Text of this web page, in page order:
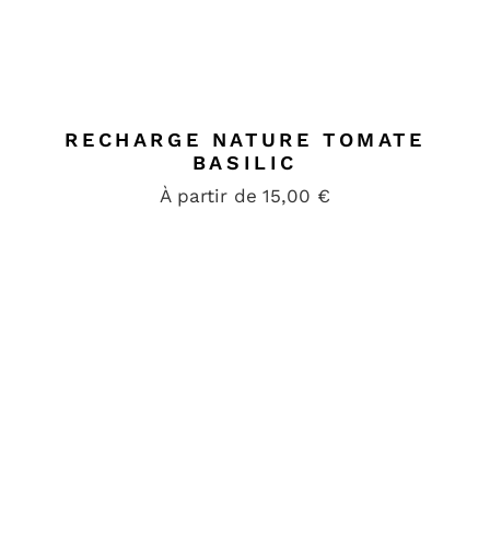
RECHARGE NATURE TOMATE
BASILIC
À partir de 15,00 €